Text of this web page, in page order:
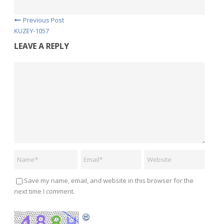
Previous Post
KUZEY-1057
LEAVE A REPLY
Save my name, email, and website in this browser for the
next time I comment.